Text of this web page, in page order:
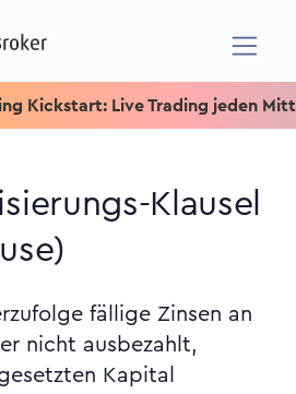
Live Trading jeden
Klausel
fällige Zinsen an
nicht ausbezahlt,
Kapital